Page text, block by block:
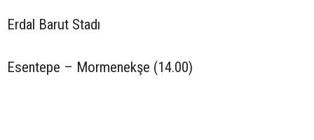
Erdal Barut Stadı
Esentepe – Mormenekşe (14.00)